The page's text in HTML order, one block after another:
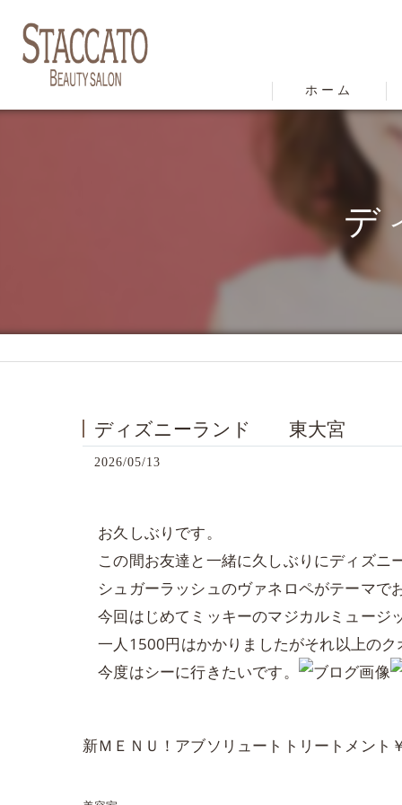
ホーム
デ
ディズニーランド 東大宮
2026/05/13
お久しぶりです。
この間お友達と一緒に久しぶりにディズニ
シュガーラッシュのヴァネロペがテーマで
今回はじめてミッキーのマジカルミュージ
一人1500円はかかりましたがそれ以上のク
今度はシーに行きたいです。
新ＭＥＮＵ！アブソリュートトリートメン